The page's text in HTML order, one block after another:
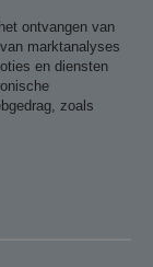
ontvangen van
marktanalyses
en diensten
zoals